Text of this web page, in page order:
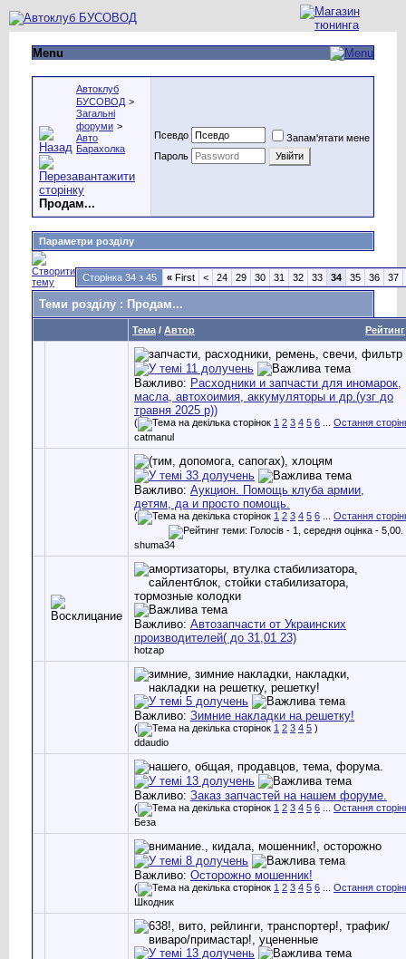
Menu
Автоклуб
БУСОВОД >
Загальні
форуми >
Авто
Барахолка
Продам...
Псевдо
Запам'ятати мене
Пароль
Параметри розділу
Сторінка 34 з 45 « First < 24 29 30 31 32 33 34 35 36 37
Теми розділу : Продам...
Рейтинг
Тема / Автор
Важливо: Расходники и запчасти для иномарок,
масла, автохоимия, аккумуляторы и др.(узг до
травня 2025 р))
( 1 2 3 4 5 6
Остання
catmanul
Важливо: Аукцион. Помощь клуба армии,
детям, да и просто помощь.
( 1 2 3 4 5 6 Остання
shuma34
Важливо: Автозапчасти от Украинских
производителей( до 31,01 23)
hotzap
Важливо: Зимние накладки на решетку!
( 1 2 3 4 5 )
ddaudio
Важливо: Заказ запчастей на нашем форуме.
( 1 2 3 4 5 6
Остання
Беза
Важливо: Осторожно мошенник!
( 1 2 3 4 5 6
Остання
Шкодник